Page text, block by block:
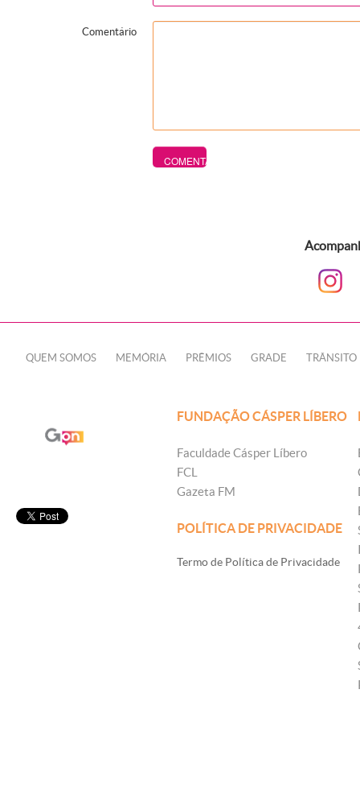
Comentário
QUEM SOMOS MEMÓRIA PRÊMIOS GRADE TRÂNSITO
FUNDAÇÃO CÁSPER LÍBERO
Faculdade Cásper Líbero
FCL
Gazeta FM
POLÍTICA DE PRIVACIDADE
Termo de Política de Privacidade